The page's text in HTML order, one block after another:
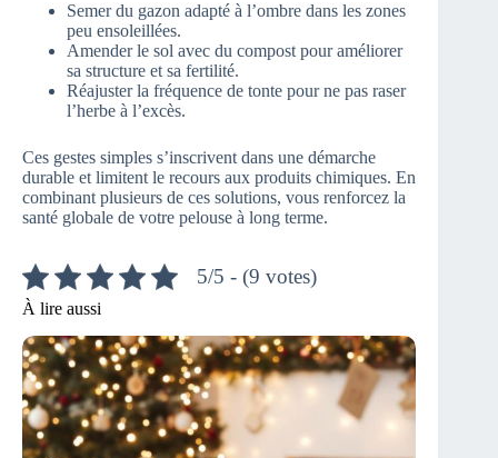
Semer du gazon adapté à l’ombre dans les zones
peu ensoleillées.
Amender le sol avec du compost pour améliorer
sa structure et sa fertilité.
Réajuster la fréquence de tonte pour ne pas raser
l’herbe à l’excès.
Ces gestes simples s’inscrivent dans une démarche
durable et limitent le recours aux produits chimiques. En
combinant plusieurs de ces solutions, vous renforcez la
santé globale de votre pelouse à long terme.
5/5 - (9 votes)
À lire aussi